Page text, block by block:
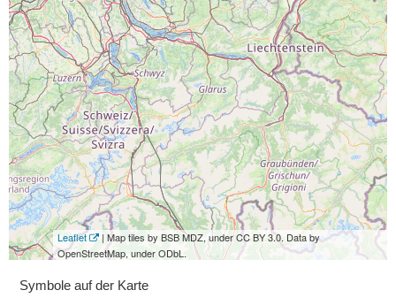
Leaflet
| Map tiles by BSB MDZ, under CC BY 3.0. Data by
OpenStreetMap, under ODbL.
Symbole auf der Karte